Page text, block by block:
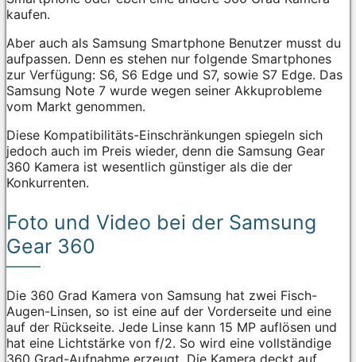
kaufen.
Aber auch als Samsung Smartphone Benutzer musst du
aufpassen. Denn es stehen nur folgende Smartphones
zur Verfügung: S6, S6 Edge und S7, sowie S7 Edge. Das
Samsung Note 7 wurde wegen seiner Akkuprobleme
vom Markt genommen.
Diese Kompatibilitäts-Einschränkungen spiegeln sich
jedoch auch im Preis wieder, denn die Samsung Gear
360 Kamera ist wesentlich günstiger als die der
Konkurrenten.
Foto und Video bei der Samsung
Gear 360
Die 360 Grad Kamera von Samsung hat zwei Fisch-
Augen-Linsen, so ist eine auf der Vorderseite und eine
auf der Rückseite. Jede Linse kann 15 MP auflösen und
hat eine Lichtstärke von f/2. So wird eine vollständige
360 Grad-Aufnahme erzeugt. Die Kamera deckt auf